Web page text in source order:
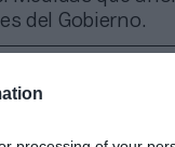
del Gobierno.